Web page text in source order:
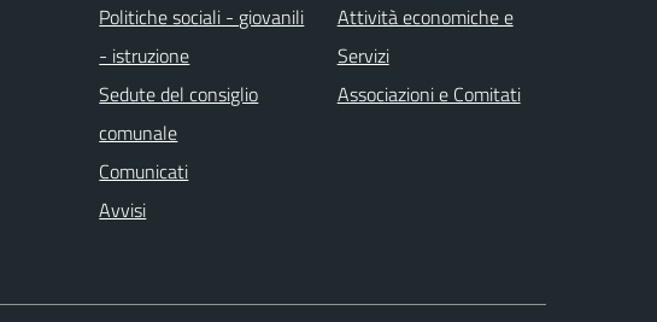
Politiche sociali - giovanili
- istruzione
Sedute del consiglio
comunale
Comunicati
Avvisi
Attività economiche e
Servizi
Associazioni e Comitati